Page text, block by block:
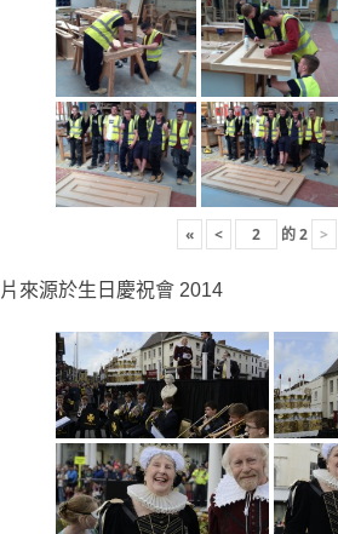
« < 的2 >
來源於生日慶祝會 2014